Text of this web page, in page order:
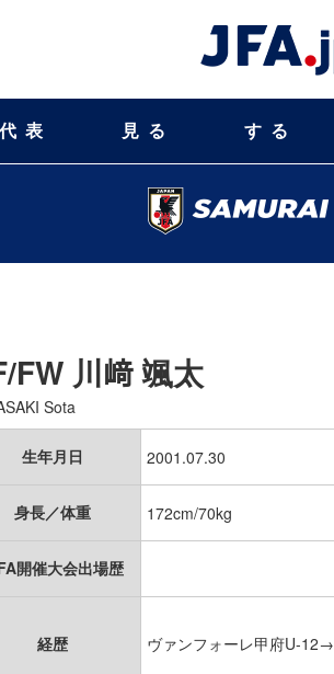
代表 見る する
FW 川﨑 颯太
Sota
生年月日 2001.07.30
身長／体重 172cm/70kg
開催大会出場歴
経歴 ヴァンフォーレ甲府U-